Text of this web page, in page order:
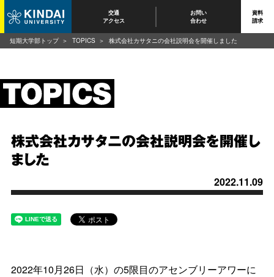
交通
アクセス
お問い
合わせ
資料
請求
株式会社カサタニの会社説明会を開催し
ました
2022.11.09
2022年10月26日（水）の5限目のアセンブリーアワーに
短期大学部トップ TOPICS 株式会社カサタニの会社説明会を開催しました